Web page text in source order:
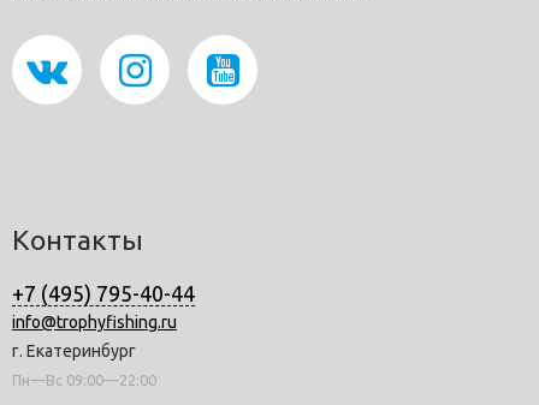
Контакты
+7 (495) 795-40-44
info@trophyfishing.ru
г. Екатеринбург
Пн—Вс 09:00—22:00